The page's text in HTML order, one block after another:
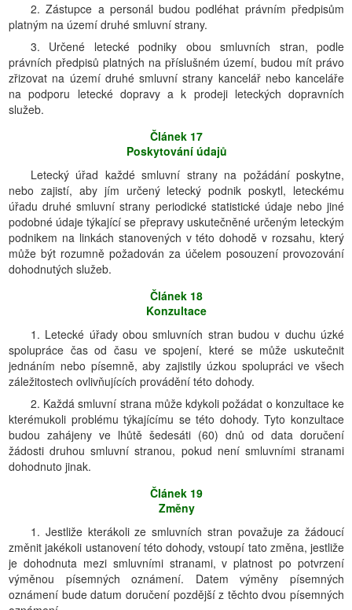
2. Zástupce a personál budou podléhat právním předpisům
platným na území druhé smluvní strany.
3. Určené letecké podniky obou smluvních stran, podle
právních předpisů platných na příslušném území, budou mít právo
zřizovat na území druhé smluvní strany kancelář nebo kanceláře
na podporu letecké dopravy a k prodeji leteckých dopravních
služeb.
Článek 17
Poskytování údajů
Letecký úřad každé smluvní strany na požádání poskytne,
nebo zajistí, aby jím určený letecký podnik poskytl, leteckému
úřadu druhé smluvní strany periodické statistické údaje nebo jiné
podobné údaje týkající se přepravy uskutečněné určeným leteckým
podnikem na linkách stanovených v této dohodě v rozsahu, který
může být rozumně požadován za účelem posouzení provozování
dohodnutých služeb.
Článek 18
Konzultace
1. Letecké úřady obou smluvních stran budou v duchu úzké
spolupráce čas od času ve spojení, které se může uskutečnit
jednáním nebo písemně, aby zajistily úzkou spolupráci ve všech
záležitostech ovlivňujících provádění této dohody.
2. Každá smluvní strana může kdykoli požádat o konzultace ke
kterémukoli problému týkajícímu se této dohody. Tyto konzultace
budou zahájeny ve lhůtě šedesáti (60) dnů od data doručení
žádosti druhou smluvní stranou, pokud není smluvními stranami
dohodnuto jinak.
Článek 19
Změny
1. Jestliže kterákoli ze smluvních stran považuje za žádoucí
změnit jakékoli ustanovení této dohody, vstoupí tato změna, jestliže
je dohodnuta mezi smluvními stranami, v platnost po potvrzení
výměnou písemných oznámení. Datem výměny písemných
oznámení bude datum doručení pozdější z těchto dvou písemných